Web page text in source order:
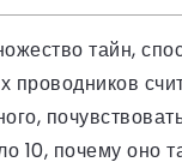
тайн,
проводников
10, почему оно